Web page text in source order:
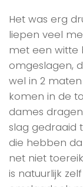
Het was erg
liepen veel
met een witte
omgeslagen,
wel in 2
komen in de
dames
slag gedraaid
die hebben
net niet
is natuurlijk